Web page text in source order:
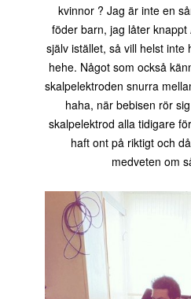
kvinnor ? Jag är inte en
föder barn, jag låter
själv istället, så vill helst
hehe. Något som också
skalpelektroden snurra
haha, när bebisen rör
skalpelektrod alla tidigare
haft ont på riktigt och
medveten om